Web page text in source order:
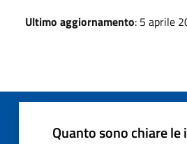
Ultimo aggiornamento: 5 aprile
Quanto sono chiare